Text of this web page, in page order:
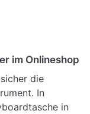
im Onlineshop
die
In
in